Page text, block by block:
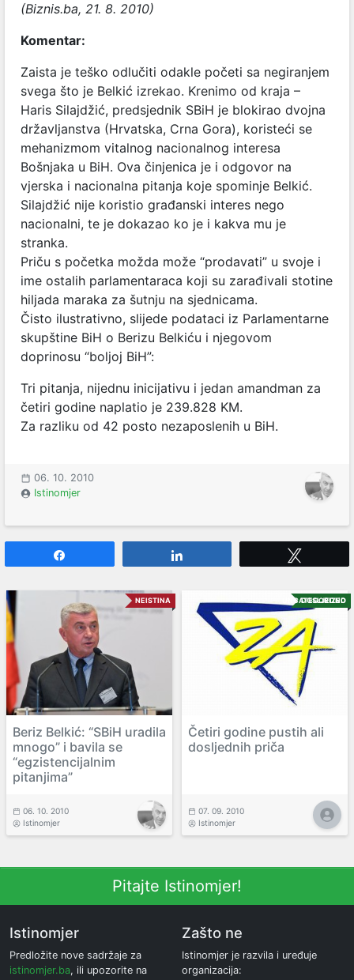
(Biznis.ba, 21. 8. 2010)
Komentar:
Zaista je teško odlučiti odakle početi sa negiranjem
svega što je Belkić izrekao. Krenimo od kraja –
Haris Silajdžić, predsjednik SBiH je blokirao dvojna
državljanstva (Hrvatska, Crna Gora), koristeći se
mehanizmom vitalnog nacionalnog interesa
Bošnjaka u BiH. Ova činjenica je i odgovor na
vjerska i nacionalna pitanja koje spominje Belkić.
Silajdžić nije koristio građanski interes nego
nacionalni, te je dokazao ko je i kakva mu je
stranka.
Priču s početka možda može “prodavati” u svoje i
ime ostalih parlamentaraca koji su zarađivali stotine
hiljada maraka za šutnju na sjednicama.
Čisto ilustrativno, slijede podataci iz Parlamentarne
skupštine BiH o Berizu Belkiću i njegovom
doprinosu “boljoj BiH”:
Tri pitanja, nijednu inicijativu i jedan amandman za
četiri godine naplatio je 239.828 KM.
Za razliku od 42 posto nezaposlenih u BiH.
06. 10. 2010
Istinomjer
NEISTINA
Beriz Belkić: “SBiH uradila
mnogo” i bavila se
“egzistencijalnim
pitanjima”
06. 10. 2010
Istinomjer
DOSLJEDNO
UNCATEGORIZED
Četiri godine pustih ali
dosljednih priča
07. 09. 2010
Istinomjer
Pitajte Istinomjer!
Istinomjer
Predložite nove sadržaje za
istinomjer.ba, ili upozorite na
Zašto ne
Istinomjer je razvila i uređuje
organizacija: